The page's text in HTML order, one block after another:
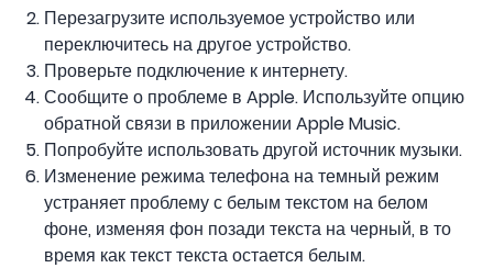
Перезагрузите используемое устройство или
переключитесь на другое устройство.
Проверьте подключение к интернету.
Сообщите о проблеме в Apple. Используйте опцию
обратной связи в приложении Apple Music.
Попробуйте использовать другой источник музыки.
Изменение режима телефона на темный режим
устраняет проблему с белым текстом на белом
фоне, изменяя фон позади текста на черный, в то
время как текст текста остается белым.